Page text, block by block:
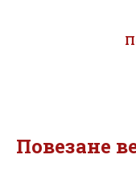
Повезане